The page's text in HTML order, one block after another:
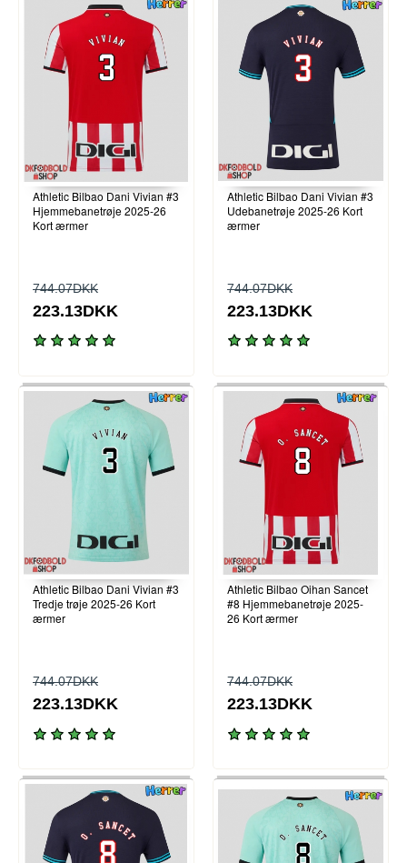
Athletic Bilbao Dani Vivian #3
Hjemmebanetrøje 2025-26
Kort ærmer
744.07DKK
223.13DKK
Athletic Bilbao Dani Vivian #3
Udebanetrøje 2025-26 Kort
ærmer
744.07DKK
223.13DKK
Athletic Bilbao Dani Vivian #3
Tredje trøje 2025-26 Kort
ærmer
744.07DKK
223.13DKK
Athletic Bilbao Oihan Sancet
#8 Hjemmebanetrøje 2025-
26 Kort ærmer
744.07DKK
223.13DKK